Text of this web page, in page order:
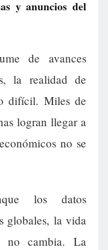
y anuncios del
de avances
la realidad de
difícil. Miles de
logran llegar a
no se
los datos
globales, la vida
no cambia. La